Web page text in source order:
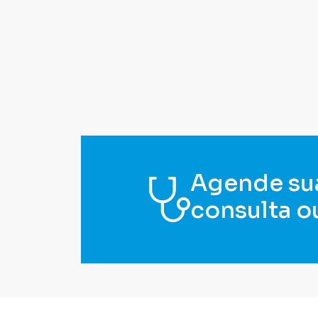
Agende
consulta